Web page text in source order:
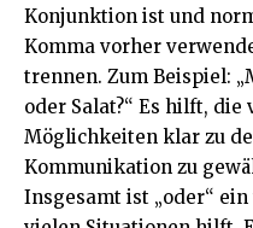
Konjunktion ist und
Komma vorher
trennen. Zum Beispiel:
oder Salat?“ Es hilft, die
Möglichkeiten klar zu
Kommunikation zu
Insgesamt ist „oder“